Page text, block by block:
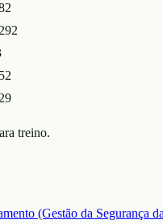
treino.
(Gestão da Segurança